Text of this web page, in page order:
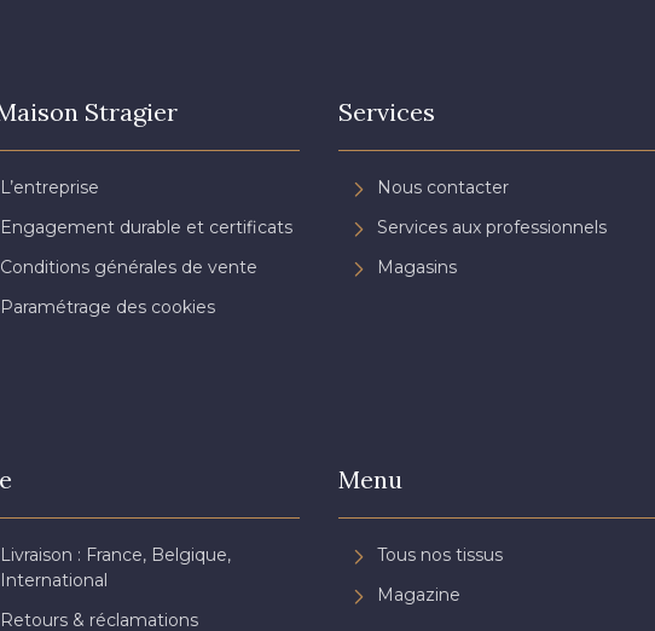
Stragier
L’entreprise
Engagement durable et certificats
Conditions générales de vente
Paramétrage des cookies
Services
Nous contacter
Services aux professionnels
Magasins
Livraison : France, Belgique,
International
Retours & réclamations
Menu
Tous nos tissus
Magazine